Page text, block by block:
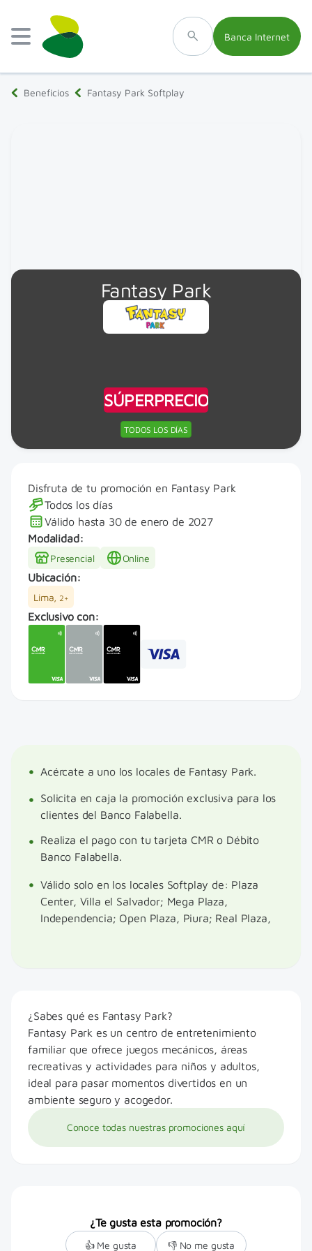
Banca Internet
Beneficios Fantasy Park Softplay
Fantasy Park
SÚPERPRECIO
TODOS LOS DÍAS
Disfruta de tu promoción en Fantasy Park
Todos los días
Válido hasta 30 de enero de 2027
Modalidad:
Presencial Online
Ubicación:
Lima, 2+
Exclusivo con:
Acércate a uno los locales de Fantasy Park.
Solicita en caja la promoción exclusiva para los
clientes del Banco Falabella.
Realiza el pago con tu tarjeta CMR o Débito
Banco Falabella.
Válido solo en los locales Softplay de: Plaza
Center, Villa el Salvador; Mega Plaza,
Independencia; Open Plaza, Piura; Real Plaza,
Promoción válida exclusivamente sobre el precio
de la entrada del niño.
Válido todos los días, incluidos feriados.
Aprovecha todas las Oportunidades Únicas
solicitando tu Tarjeta CMRaquí.
No dejes pasar todas las Oportunidades Únicas
abriendo tu cuenta y recogiendo tu Tarjeta de
¿Sabes qué es Fantasy Park?
Fantasy Park es un centro de entretenimiento
familiar que ofrece juegos mecánicos, áreas
recreativas y actividades para niños y adultos,
ideal para pasar momentos divertidos en un
ambiente seguro y acogedor.
Conoce todas nuestras promociones aquí
¿Te gusta esta promoción?
👍 Me gusta 👎 No me gusta